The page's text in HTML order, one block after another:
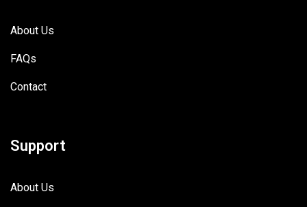
About Us
FAQs
Contact
Support
About Us